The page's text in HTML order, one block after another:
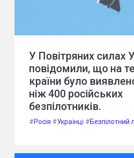
У Повітряних силах
повідомили, що на
країни було
ніж 400 російських
безпілотників.
#Росія #Українці #Безпілотний